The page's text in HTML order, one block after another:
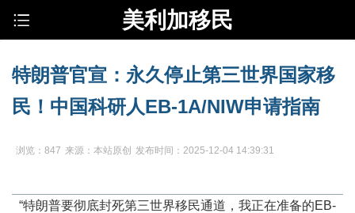
美利加移民
特朗普官宣：永久停止第三世界国家移
民！中国科研人EB-1A/NIW申请指南
浏览：847 来源：本站原创 发布时间：2025-12-04 14:39:31
“特朗普要彻底封死第三世界移民通道，我正在准备的EB-